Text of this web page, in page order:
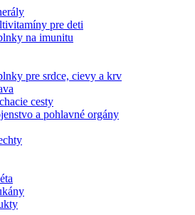
pre deti
na imunitu
pre srdce, cievy a krv
cesty
a pohlavné orgány